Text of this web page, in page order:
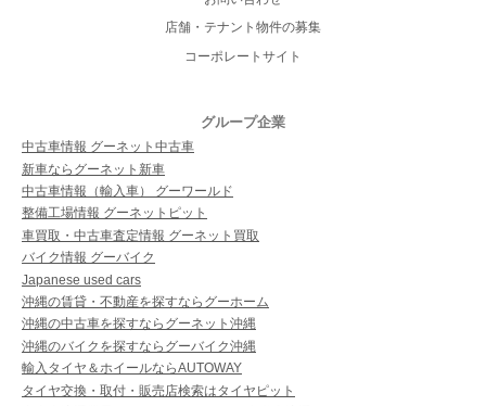
店舗・テナント物件の募集
コーポレートサイト
グループ企業
中古車情報 グーネット中古車
新車ならグーネット新車
中古車情報（輸入車） グーワールド
整備工場情報 グーネットピット
車買取・中古車査定情報 グーネット買取
バイク情報 グーバイク
Japanese used cars
沖縄の賃貸・不動産を探すならグーホーム
沖縄の中古車を探すならグーネット沖縄
沖縄のバイクを探すならグーバイク沖縄
輸入タイヤ＆ホイールならAUTOWAY
タイヤ交換・取付・販売店検索はタイヤピット